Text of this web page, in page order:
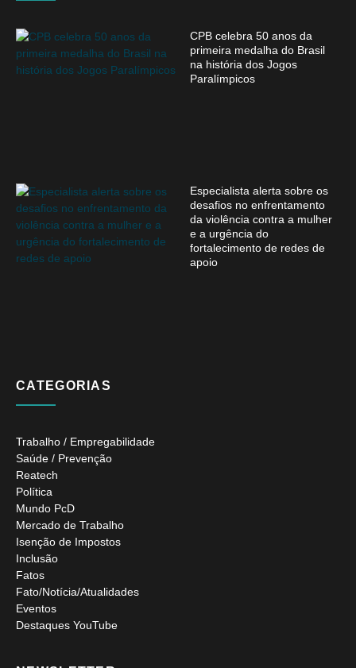
CPB celebra 50 anos da
primeira medalha do Brasil
na história dos Jogos
Paralímpicos
Especialista alerta sobre os
desafios no enfrentamento
da violência contra a mulher
e a urgência do
fortalecimento de redes de
apoio
CATEGORIAS
Trabalho / Empregabilidade
Saúde / Prevenção
Reatech
Política
Mundo PcD
Mercado de Trabalho
Isenção de Impostos
Inclusão
Fatos
Fato/Notícia/Atualidades
Eventos
Destaques YouTube